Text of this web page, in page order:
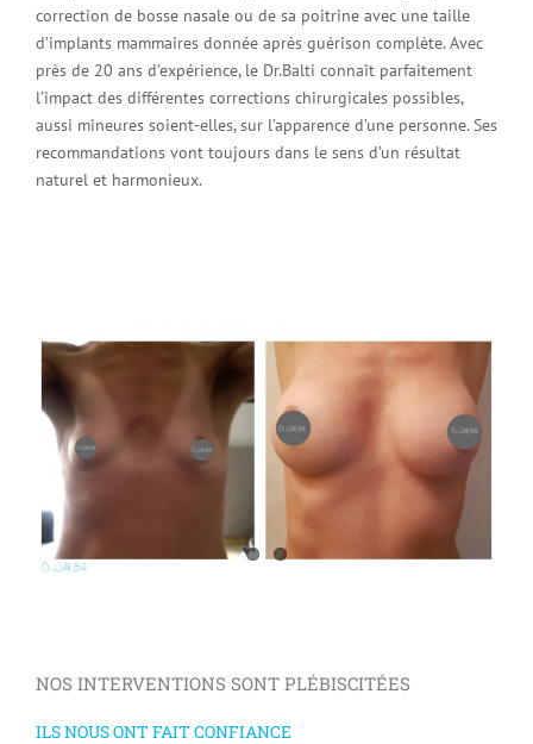
correction de bosse nasale ou de sa poitrine avec une taille
d’implants mammaires donnée après guérison complète. Avec
près de 20 ans d’expérience, le Dr.Balti connaît parfaitement
l’impact des différentes corrections chirurgicales possibles,
aussi mineures soient-elles, sur l’apparence d’une personne. Ses
recommandations vont toujours dans le sens d’un résultat
naturel et harmonieux.
NOS INTERVENTIONS SONT PLÉBISCITÉES
ILS NOUS ONT FAIT CONFIANCE